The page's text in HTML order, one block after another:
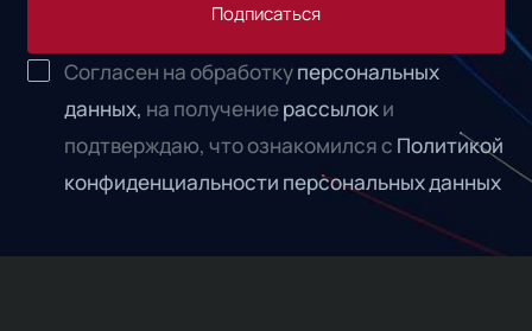
Подписаться
Согласен на обработкуперсональных
данных, на получениерассылоки
подтверждаю, что ознакомился с Политикой
конфиденциальности персональных данных